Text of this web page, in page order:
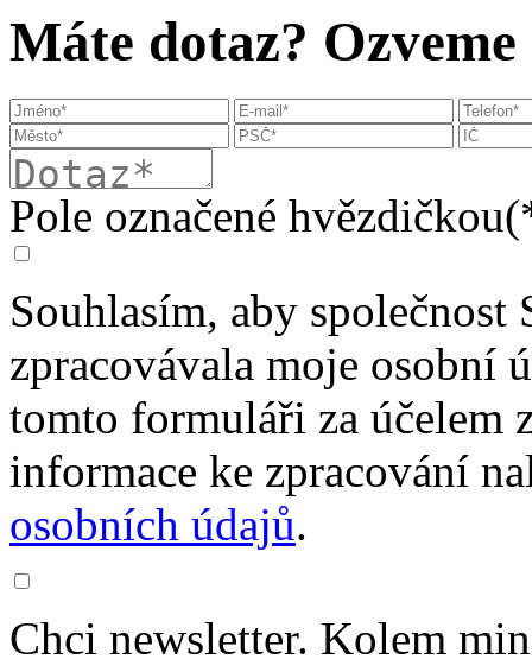
Máte dotaz? Ozveme
Pole označené
Souhlasím, aby společnost
zpracovávala moje osobní
tomto formuláři za účelem
informace ke zpracování
osobních údajů.
Chci newsletter. Kolem